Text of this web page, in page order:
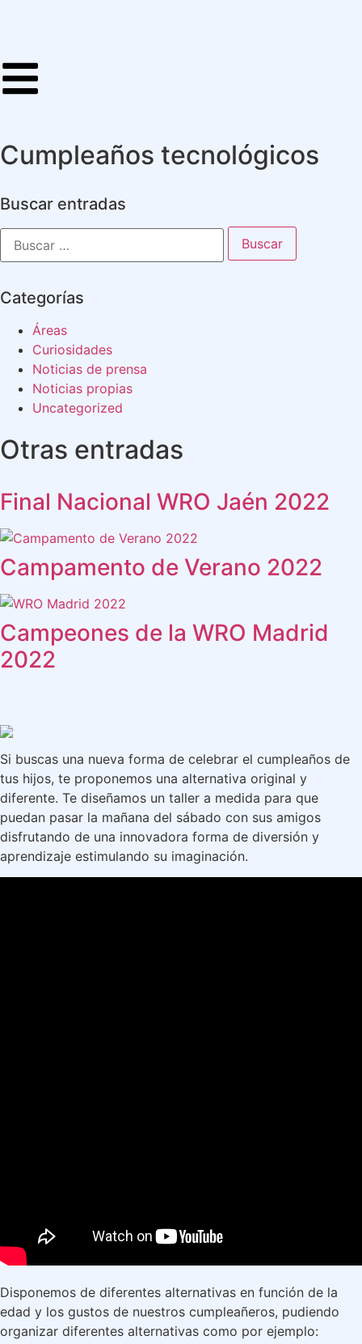
Cumpleaños tecnológicos
Buscar entradas
Categorías
Áreas
Curiosidades
Noticias de prensa
Noticias propias
Uncategorized
Otras entradas
Final Nacional WRO Jaén 2022
Campamento de Verano 2022
Campeones de la WRO Madrid
2022
Si buscas una nueva forma de celebrar el cumpleaños de
tus hijos, te proponemos una alternativa original y
diferente. Te diseñamos un taller a medida para que
puedan pasar la mañana del sábado con sus amigos
disfrutando de una innovadora forma de diversión y
aprendizaje estimulando su imaginación.
Disponemos de diferentes alternativas en función de la
edad y los gustos de nuestros cumpleañeros, pudiendo
organizar diferentes alternativas como por ejemplo: